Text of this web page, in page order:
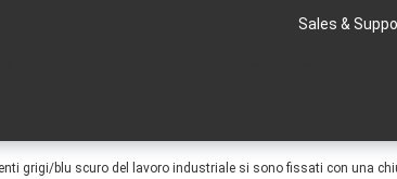
Sales &
grigi/blu scuro del lavoro industriale si sono fissati con una